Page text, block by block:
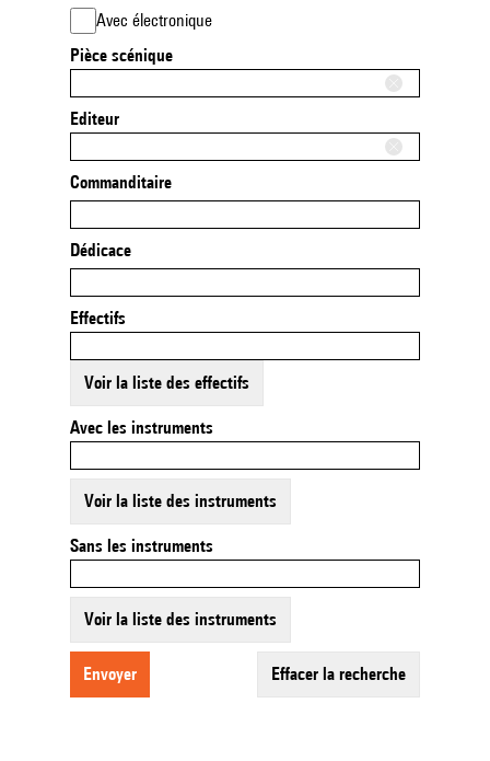
Avec électronique
Pièce scénique
Editeur
Commanditaire
Dédicace
Effectifs
Voir la liste des effectifs
Avec les instruments
Voir la liste des instruments
Sans les instruments
Voir la liste des instruments
envoyer effacer la recherche